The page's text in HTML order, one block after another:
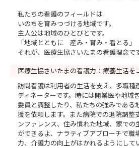
私たちの看護のフィールドは
いのちを育みつづける地域です。
主人公は地域のひとびとです。
「地域とともに 産み・育み・看とる」
それが、医療生協さいたまの看護理念です
医療生協さいたまの看護力：療養生活を
訪問看護は利用者の生活を支え、多職種
ディネーターです。時には開業医や地域
委員と調整したり、私たちの強みである
援を依頼します。また病院での退院調整
ンファレンス、住み慣れた地域、家での
ができるよ、ナラティブアプローチで職
力、介護力の向上がはかれるようにして